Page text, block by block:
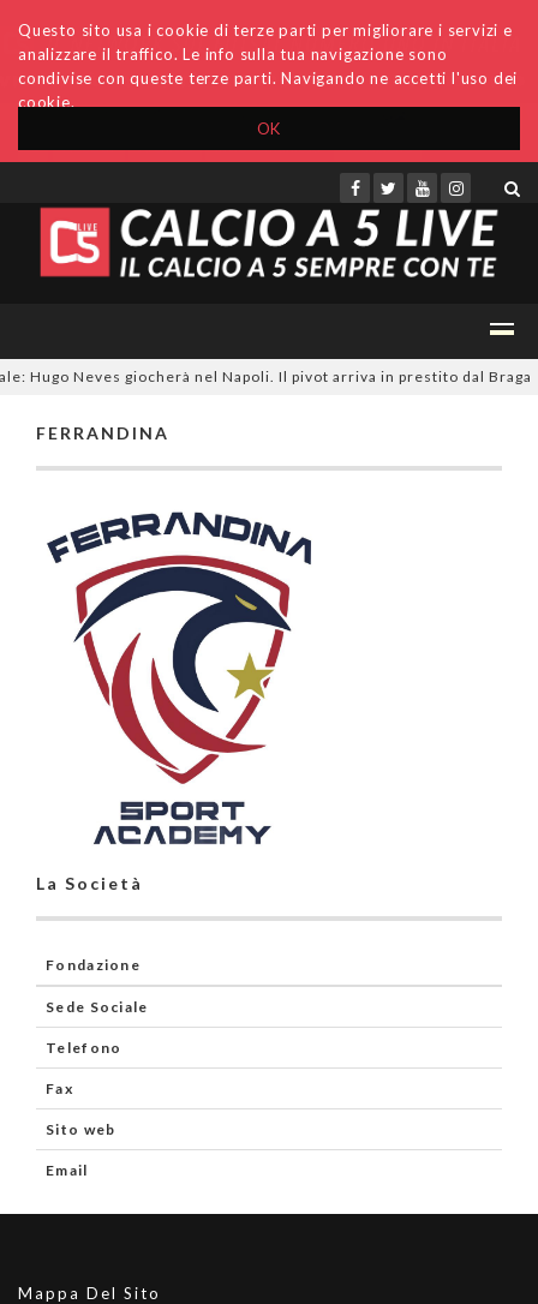
OK
Questo sito usa i cookie di terze parti per migliorare i servizi e
analizzare il traffico. Le info sulla tua navigazione sono
condivise con queste terze parti. Navigando ne accetti l'uso dei
cookie.
Accedi Archivio Invio comunicati Redazione
Hugo Neves giocherà nel Napoli. Il pivot arriva in prestito dal Braga
FERRANDINA
La Società
Fondazione
Sede Sociale
Telefono
Fax
Sito web
Email
Mappa Del Sito